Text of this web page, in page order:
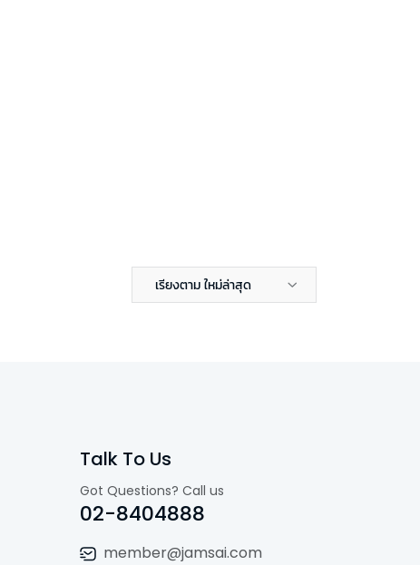
เรียงตาม ใหม่ล่าสุด
Talk To Us
Got Questions? Call us
02-8404888
member@jamsai.com